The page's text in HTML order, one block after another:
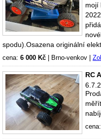
mojí
spodu).Osazena originální
cena: 6 000 Kč Brno-venkov
RC
cena: